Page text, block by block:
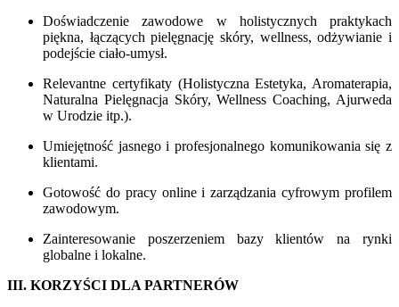
Doświadczenie zawodowe w holistycznych praktykach
piękna, łączących pielęgnację skóry, wellness, odżywianie i
podejście ciało-umysł.
Relevantne certyfikaty (Holistyczna Estetyka, Aromaterapia,
Naturalna Pielęgnacja Skóry, Wellness Coaching, Ajurweda
w Urodzie itp.).
Umiejętność jasnego i profesjonalnego komunikowania się z
klientami.
Gotowość do pracy online i zarządzania cyfrowym profilem
zawodowym.
Zainteresowanie poszerzeniem bazy klientów na rynki
globalne i lokalne.
III. KORZYŚCI DLA PARTNERÓW